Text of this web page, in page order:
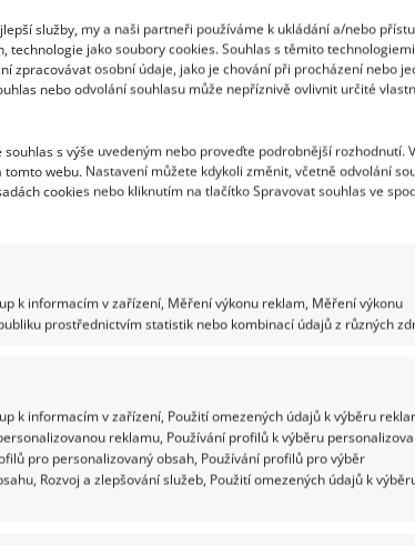
služby, my a naši partneři používáme k ukládání a/nebo
technologie jako soubory cookies. Souhlas s těmito
zpracovávat osobní údaje, jako je chování při procházení nebo
nebo odvolání souhlasu může nepříznivě ovlivnit určité
s výše uvedeným nebo proveďte podrobnější rozhodnutí.
tomto webu. Nastavení můžete kdykoli změnit, včetně odvolání
cookies nebo kliknutím na tlačítko Spravovat souhlas ve
k informacím v zařízení, Měření výkonu reklam, Měření výkonu
prostřednictvím statistik nebo kombinací údajů z různých
k informacím v zařízení, Použití omezených údajů k výběru
reklamu, Používání profilů k výběru
pro personalizovaný obsah, Používání profilů pro výběr
Rozvoj a zlepšování služeb, Použití omezených údajů k
A abychom předešli zbytečným
už pomalu pracuju. Budu vás